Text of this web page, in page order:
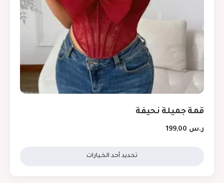
قمة جميلة نحيفة
ر.س
تحديد أحد الخيارات